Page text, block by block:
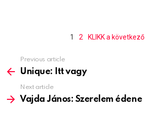
1 2 KLIKK a következő
more
Previous article
Unique: Itt vagy
Next article
Vajda János: Szerelem édene